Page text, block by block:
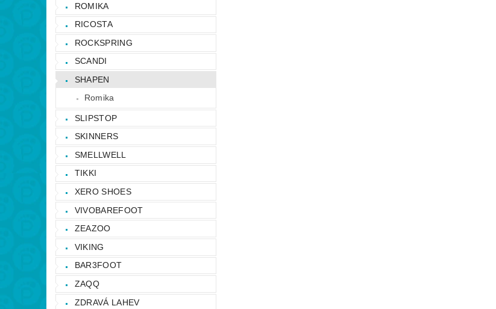
ROMIKA
RICOSTA
ROCKSPRING
SCANDI
SHAPEN
Romika
SLIPSTOP
SKINNERS
SMELLWELL
TIKKI
XERO SHOES
VIVOBAREFOOT
ZEAZOO
VIKING
BAR3FOOT
ZAQQ
ZDRAVÁ LAHEV